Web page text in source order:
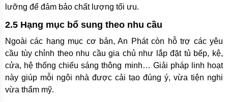
lưỡng để đảm bảo chất lượng tối ưu.
2.5 Hạng mục bổ sung theo nhu cầu
Ngoài các hạng mục cơ bản, An Phát còn hỗ trợ các yêu
cầu tùy chỉnh theo nhu cầu gia chủ như lắp đặt tủ bếp, kệ,
cửa, hệ thống chiếu sáng thông minh… Giải pháp linh hoạt
này giúp mỗi ngôi nhà được cải tạo đúng ý, vừa tiện nghi
vừa thẩm mỹ.